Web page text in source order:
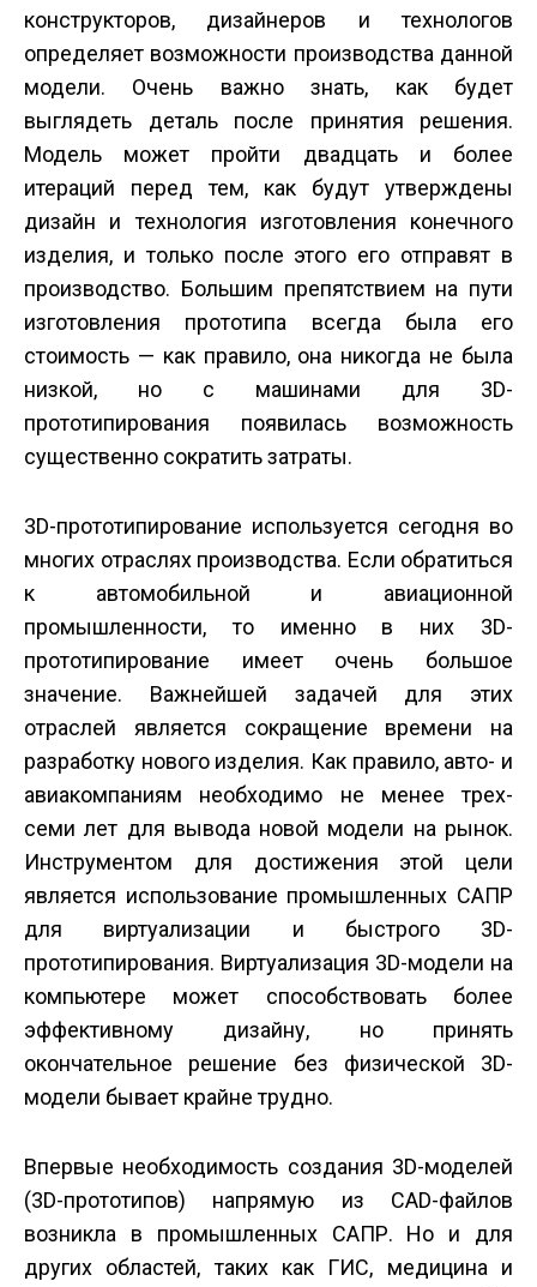
конструкторов, дизайнеров и технологов
определяет возможности производства данной
модели. Очень важно знать, как будет
выглядеть деталь после принятия решения.
Модель может пройти двадцать и более
итераций перед тем, как будут утверждены
дизайн и технология изготовления конечного
изделия, и только после этого его отправят в
производство. Большим препятствием на пути
изготовления прототипа всегда была его
стоимость — как правило, она никогда не была
низкой, но с машинами для 3D-
прототипирования появилась возможность
существенно сократить затраты.
3D-прототипирование используется сегодня во
многих отраслях производства. Если обратиться
к автомобильной и авиационной
промышленности, то именно в них 3D-
прототипирование имеет очень большое
значение. Важнейшей задачей для этих
отраслей является сокращение времени на
разработку нового изделия. Как правило, авто- и
авиакомпаниям необходимо не менее трех-
семи лет для вывода новой модели на рынок.
Инструментом для достижения этой цели
является использование промышленных САПР
для виртуализации и быстрого 3D-
прототипирования. Виртуализация 3D-модели на
компьютере может способствовать более
эффективному дизайну, но принять
окончательное решение без физической 3D-
модели бывает крайне трудно.
Впервые необходимость создания 3D-моделей
(3D-прототипов) напрямую из CAD-файлов
возникла в промышленных САПР. Но и для
других областей, таких как ГИС, медицина и